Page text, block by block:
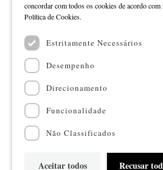
Subscreva a
concordar com todos os cookies de acordo com
Política de Cookies.
Estritamente Necessários
Desempenho
Direcionamento
Funcionalidade
Não Classificados
Aceitar todos Recusar